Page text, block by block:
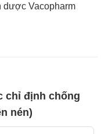
dược Vacopharm
chỉ định chống
nén)